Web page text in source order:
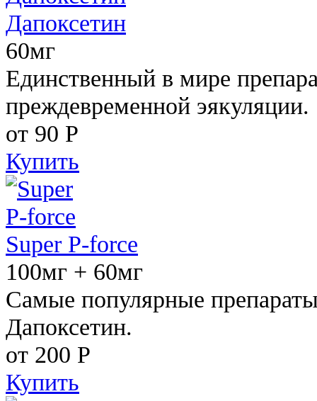
Дапоксетин
60мг
Единственный в мире
преждевременной эякуляции.
от 90 Р
Купить
Super P-force
100мг + 60мг
Самые популярные
Дапоксетин.
от 200 Р
Купить